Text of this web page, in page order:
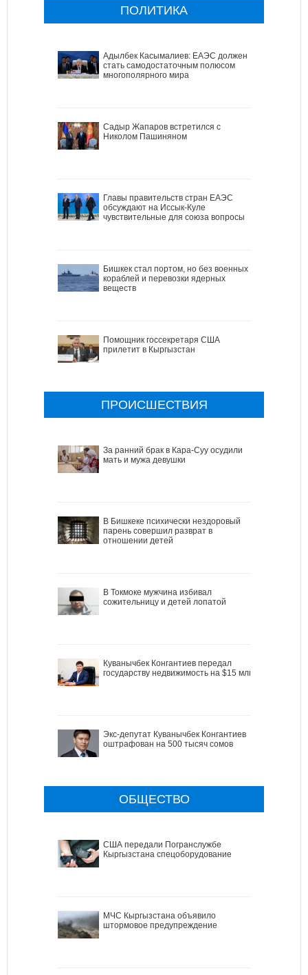
ПОЛИТИКА
Адылбек Касымалиев: ЕАЭС должен
стать самодостаточным полюсом
многополярного мира
Садыр Жапаров встретился с
Николом Пашиняном
Главы правительств стран ЕАЭС
обсуждают на Иссык-Куле
чувствительные для союза вопросы
Бишкек стал портом, но без военных
кораблей и перевозки ядерных
веществ
Помощник госсекретаря США
прилетит в Кыргызстан
ПРОИСШЕСТВИЯ
За ранний брак в Кара-Суу осудили
мать и мужа девушки
В Бишкеке психически нездоровый
парень совершил разврат в
отношении детей
В Токмоке мужчина избивал
сожительницу и детей лопатой
Куванычбек Конгантиев передал
государству недвижимость на $15 млн
Экс-депутат Куванычбек Конгантиев
оштрафован на 500 тысяч сомов
ОБЩЕСТВО
США передали Погранслужбе
Кыргызстана спецоборудование
МЧС Кыргызстана объявило
штормовое предупреждение